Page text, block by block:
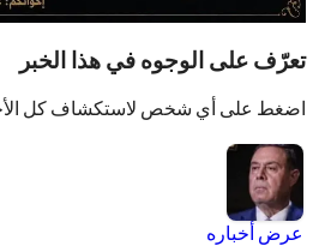
تعرّف على الوجوه في هذا الخبر
اضغط على أي شخص لاستكشاف كل
عرض أخباره